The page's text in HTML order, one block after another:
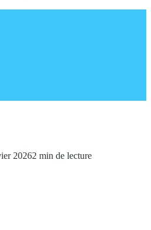
20262 min de lecture